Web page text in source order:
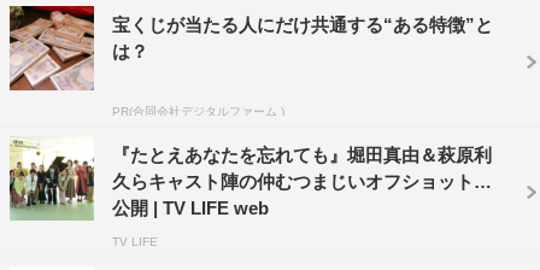
『たとえあなたを忘れても』
ABCテレビ・テレビ朝日系全国ネット
毎週日曜 午後10時～10時54分
番組公式HP：https://www.asahi.co.jp/anawasu/
公式X（旧Twitter）：@anawasu_abc
宝くじが当たる人にだけ共通する“ある特徴”と
は？
PR(合同会社デジタルファーム )
『たとえあなたを忘れても』堀田真由＆萩原利
久らキャスト陣の仲むつまじいオフショットが
公開 | TV LIFE web
TV LIFE